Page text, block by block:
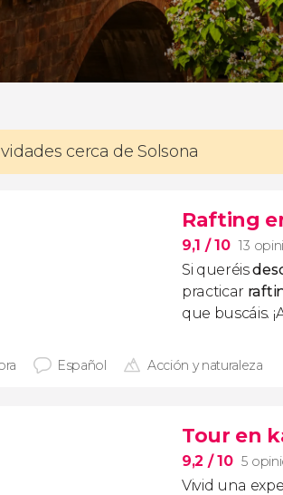
cerca de Solsona
Rafting
9,1 / 10 13
Si queréis
practicar
que buscáis.
Español Acción y naturaleza
Tour en
9,2 / 10 5
Vivid una